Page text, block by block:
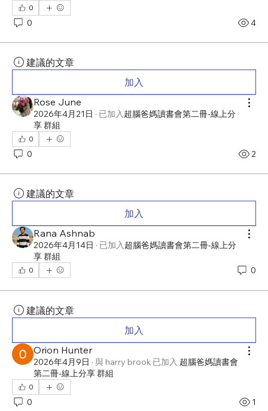
0
0 4
建議的文章
加入
Rose June
2026年4月21日 · 已加入超腦爸媽讀書會第二冊-線上分
享 群組
0
0 2
建議的文章
加入
Rana Ashnab
2026年4月14日 · 已加入超腦爸媽讀書會第二冊-線上分
享 群組
0 0
建議的文章
加入
Orion Hunter
2026年4月9日 · 與 harry brook 已加入 超腦爸媽讀書會
第二冊-線上分享 群組
0
0 1